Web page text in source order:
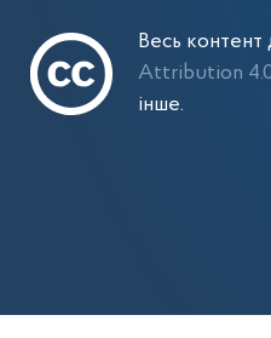
Весь контент
Attribution
інше.